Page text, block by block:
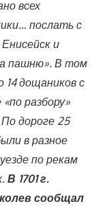
всех
послать с
и
пашню». В том
14 дощаников с
разбору»
дороге 25
в разное
по рекам
В 1701 г.
сообщал